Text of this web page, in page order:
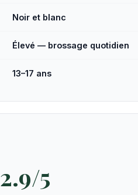
Noir et blanc
Élevé — brossage quotidien
13–17 ans
2.9/5